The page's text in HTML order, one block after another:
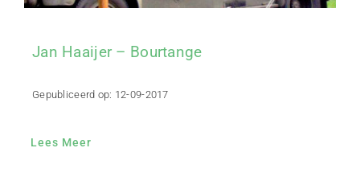
Jan Haaijer – Bourtange
Gepubliceerd op: 12-09-2017
Lees Meer